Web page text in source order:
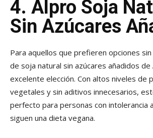
4. Alpro Soja
Sin Azúcares
Para aquellos que prefieren opciones
de soja natural sin azúcares añadidos de
excelente elección. Con altos niveles de
vegetales y sin aditivos innecesarios,
perfecto para personas con intolerancia
siguen una dieta vegana.